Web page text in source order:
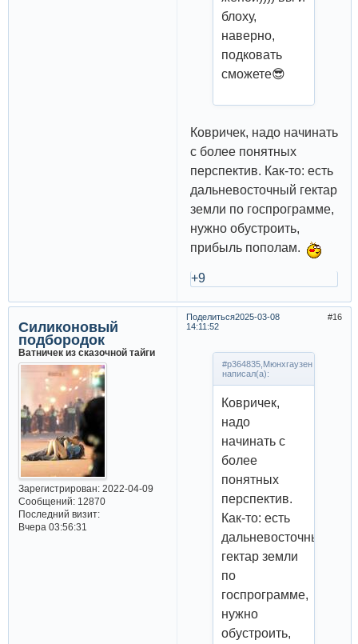
блоху,
наверно,
подковать
сможете😎
Ковричек, надо начинать
с более понятных
перспектив. Как-то: есть
дальневосточный гектар
земли по госпрограмме,
нужно обустроить,
прибыль пополам.
+9
Поделиться 16
2025-03-08
14:11:52
Силиконовый
подбородок
Ватничек из сказочной тайги
Зарегистрирован: 2022-04-09
Сообщений:12870
Последний визит:
Вчера 03:56:31
#p364835,Мюнхгаузен
написал(а):
Ковричек,
надо
начинать с
более
понятных
перспектив.
Как-то: есть
дальневосточный
гектар земли
по
госпрограмме,
нужно
обустроить,